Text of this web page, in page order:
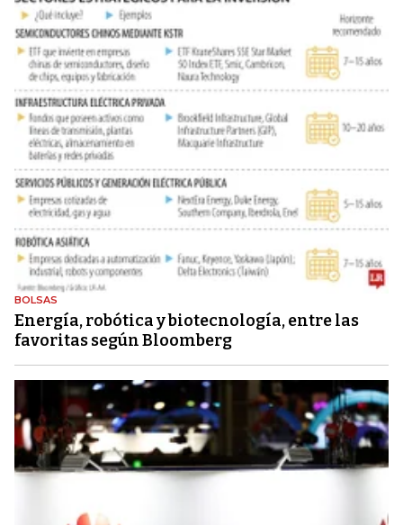
BOLSAS
Energía, robótica y biotecnología, entre las
favoritas según Bloomberg